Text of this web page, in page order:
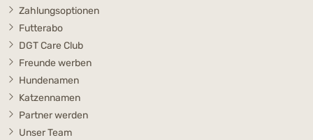
Zahlungsoptionen
Futterabo
DGT Care Club
Freunde werben
Hundenamen
Katzennamen
Partner werden
Unser Team